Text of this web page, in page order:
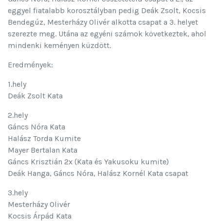
eggyel fiatalabb korosztályban pedig Deák Zsolt, Kocsis
Bendegúz, Mesterházy Olivér alkotta csapat a 3. helyet
szerezte meg. Utána az egyéni számok következtek, ahol
mindenki keményen küzdött.
Eredmények:
1.hely
Deák Zsolt Kata
2.hely
Gáncs Nóra Kata
Halász Torda Kumite
Mayer Bertalan Kata
Gáncs Krisztián 2x (Kata és Yakusoku kumite)
Deák Hanga, Gáncs Nóra, Halász Kornél Kata csapat
3.hely
Mesterházy Olivér
Kocsis Árpád Kata